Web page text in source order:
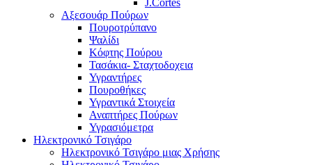
J.Cortes
Αξεσουάρ Πούρων
Πουροτρύπανο
Ψαλίδι
Κόφτης Πούρου
Τασάκια- Σταχτοδοχεια
Υγραντήρες
Πουροθήκες
Υγραντικά Στοιχεία
Αναπτήρες Πούρων
Υγρασιόμετρα
Ηλεκτρονικό Τσιγάρο
Ηλεκτρονικό Τσιγάρο μιας Χρήσης